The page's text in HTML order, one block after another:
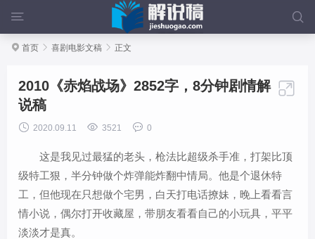
 
 首页  喜剧电影文稿  正文

2010《赤焰战场》2852字，8分钟剧情解
说稿
 2020.09.11  3521  0
这是我见过最猛的老头，枪法比超级杀手准，打架比顶
级特工狠，半分钟做个炸弹能炸翻中情局。他是个退休特
工，但他现在只想做个宅男，白天打电话撩妹，晚上看看言
情小说，偶尔打开收藏屋，带朋友看看自己的小玩具，平平
淡淡才是真。